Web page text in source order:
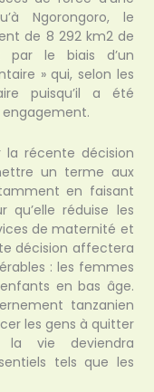
Ngorongoro, le
de 8 292 km2 de
par le biais d’un
» qui, selon les
puisqu’il a été
la récente décision
un terme aux
en faisant
qu’elle réduise les
de maternité et
décision affectera
: les femmes
en bas âge.
tanzanien
les gens à quitter
vie deviendra
tels que les